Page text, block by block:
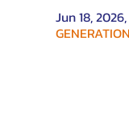
Jun 18,